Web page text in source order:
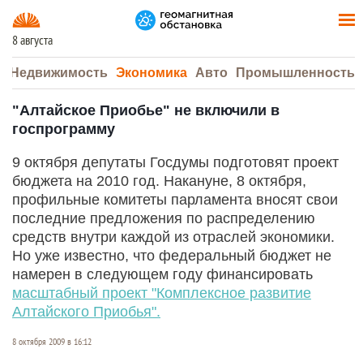
8 августа
Недвижимость Экономика Авто Промышленность
"Алтайское Приобье" не включили в
госпрограмму
9 октября депутаты Госдумы подготовят проект
бюджета на 2010 год. Накануне, 8 октября,
профильные комитеты парламента вносят свои
последние предложения по распределению
средств внутри каждой из отраслей экономики.
Но уже известно, что федеральный бюджет не
намерен в следующем году финансировать
масштабный проект "Комплексное развитие
Алтайского Приобья".
8 октября 2009 в 16:12